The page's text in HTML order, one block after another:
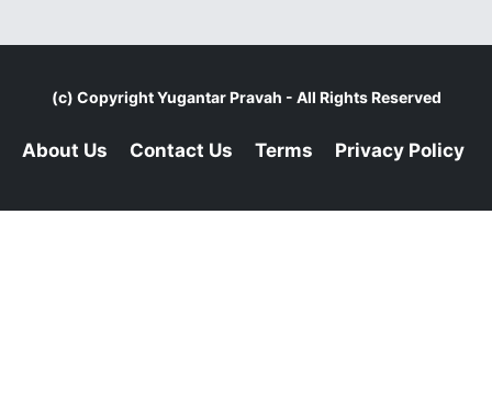
(c) CopyrightYugantar Pravah - All Rights Reserved
About Us Contact Us Terms Privacy Policy